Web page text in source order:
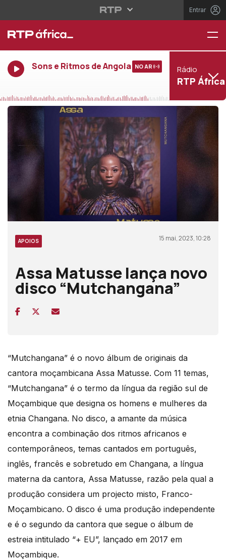
Entrar
Sons e Ritmos de Angola NO AR Rádio
RTP África
APOIOS 15 mai, 2023, 10:28
Assa Matusse lança novo
disco “Mutchangana”
“Mutchangana” é o novo álbum de originais da
cantora moçambicana Assa Matusse. Com 11 temas,
“Mutchangana” é o termo da língua da região sul de
Moçambique que designa os homens e mulheres da
etnia Changana. No disco, a amante da música
encontra a combinação dos ritmos africanos e
contemporâneos, temas cantados em português,
inglês, francês e sobretudo em Changana, a língua
materna da cantora, Assa Matusse, razão pela qual a
produção considera um projecto misto, Franco-
Moçambicano. O disco é uma produção independente
e é o segundo da cantora que segue o álbum de
estreia intitulado “+ EU”, lançado em 2017 em
Moçambique.